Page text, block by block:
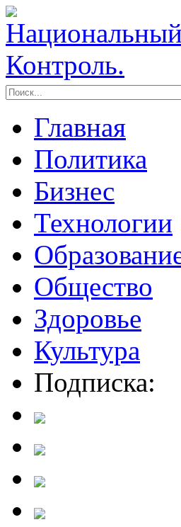
Главная
Политика
Бизнес
Технологии
Общество
Здоровье
Культура
Подписка: